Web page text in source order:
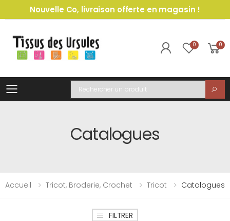
Nouvelle Co, livraison offerte en magasin !
0 0
Toggle mobile menu
Recherche
Catalogues
Accueil Tricot, Broderie, Crochet Tricot Catalogues
FILTRER